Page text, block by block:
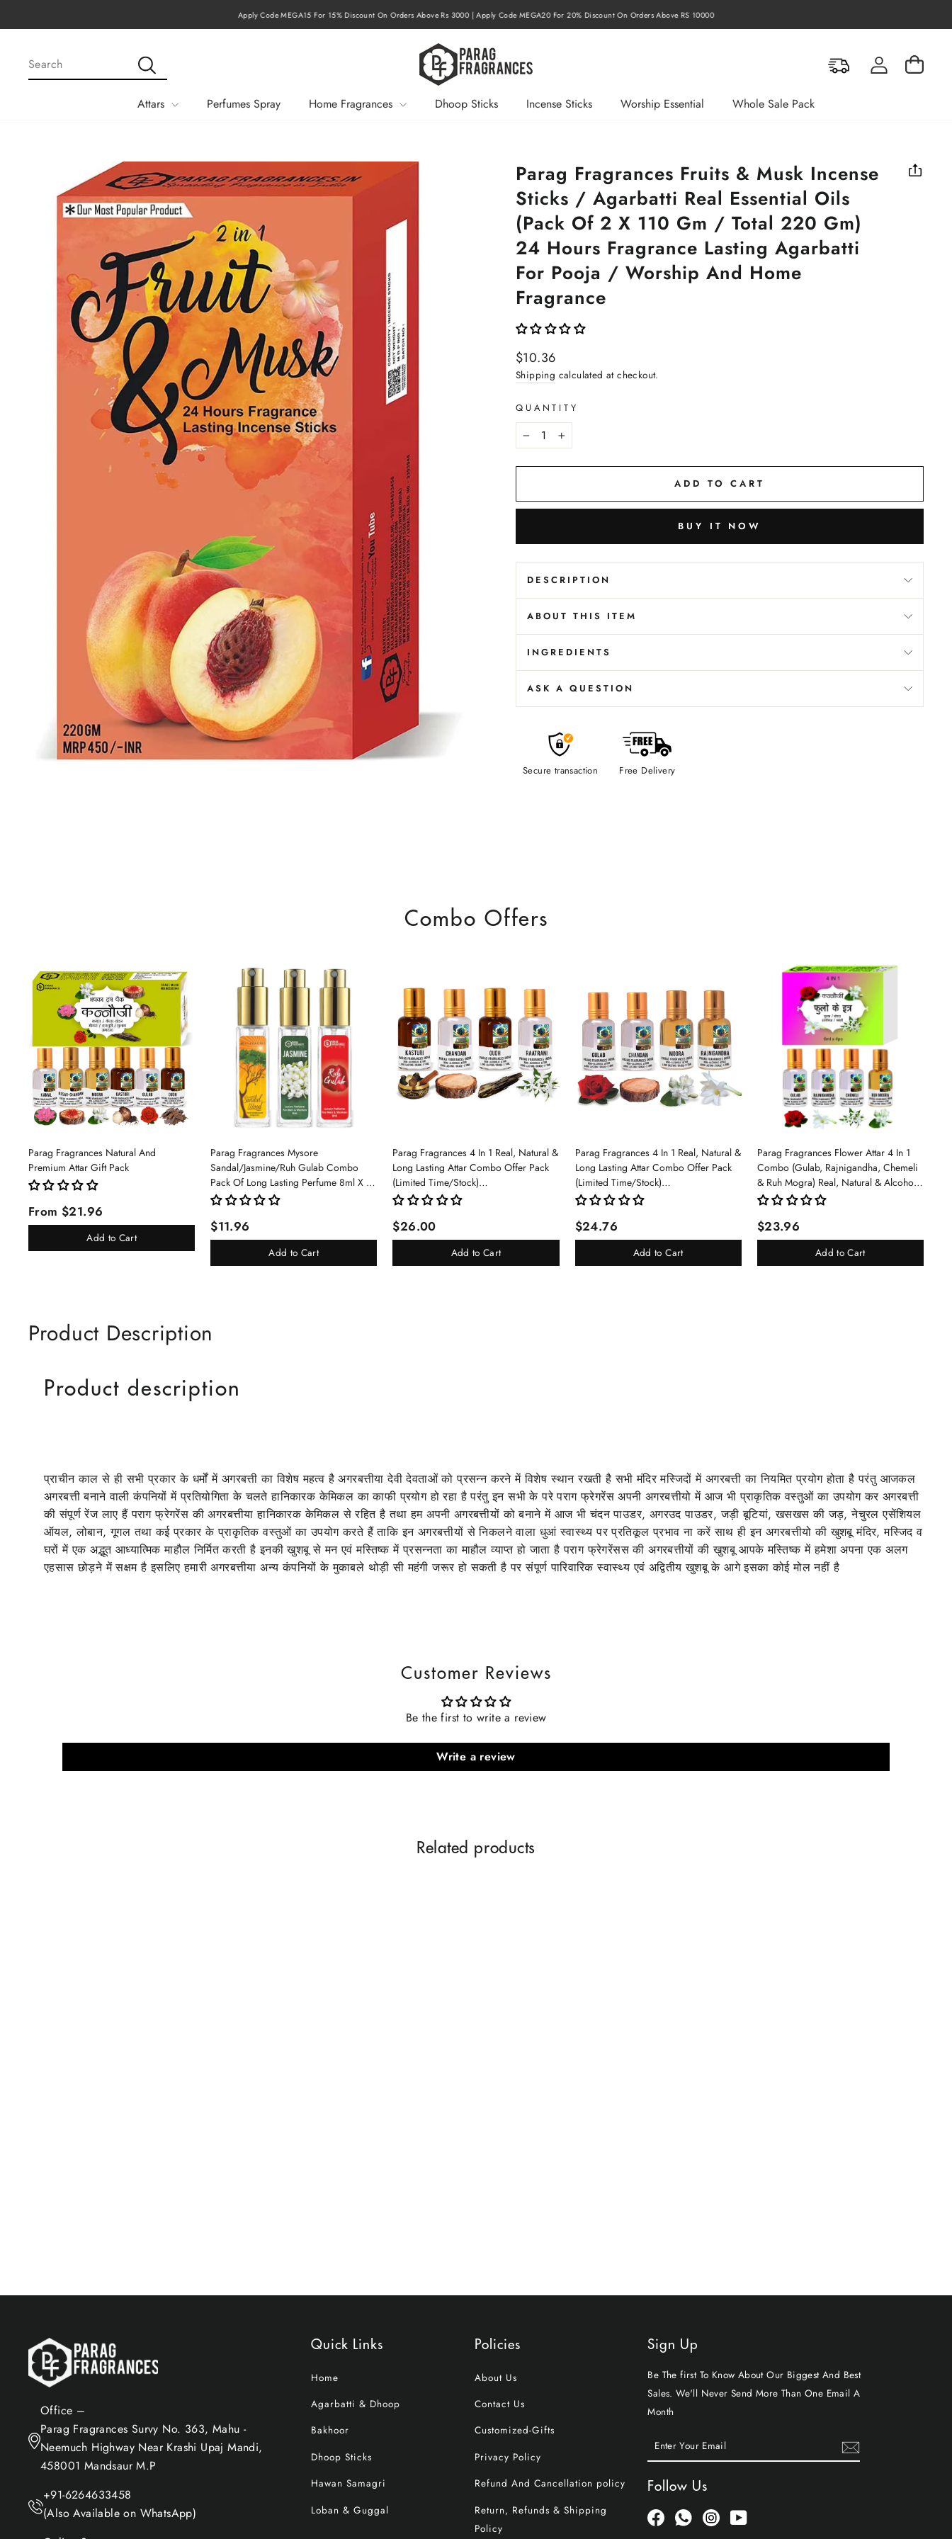
to
Pause
slideshow
Apply Code MEGA15 For 15% Discount On Orders Above Rs 3000 | Apply Code MEGA20 For 20% Discount On Orders Above RS 10000
Search
Log in Cart
Attars Perfumes Spray Home Fragrances Dhoop Sticks Incense Sticks Worship Essential Whole Sale Pack
Parag Fragrances Fruits & Musk Incense
Sticks / Agarbatti Real Essential Oils
(Pack Of 2 X 110 Gm / Total 220 Gm)
24 Hours Fragrance Lasting Agarbatti
For Pooja / Worship And Home
Fragrance
Regular
price
$10.36
Shipping calculated at checkout.
QUANTITY
+
ADD TO CART
BUY IT NOW
DESCRIPTION
ABOUT THIS ITEM
INGREDIENTS
ASK A QUESTION
Secure transaction Free Delivery
Combo Offers
Parag Fragrances Natural And
Premium Attar Gift Pack
From $21.96
Add to Cart
Parag Fragrances Mysore
Sandal/Jasmine/Ruh Gulab Combo
Pack Of Long Lasting Perfume 8ml X 3
Pc Total 24ml Perfume Spray For Men
$11.96
Add to Cart
Parag Fragrances 4 In 1 Real, Natural &
Long Lasting Attar Combo Offer Pack
(Limited Time/Stock)
(Kasturi/Chandan/Oud/Raatrani)
$26.00
Add to Cart
Parag Fragrances 4 In 1 Real, Natural &
Long Lasting Attar Combo Offer Pack
(Limited Time/Stock)
(Gulab/Chandan/Mogra/Rajnigandha)
$24.76
Add to Cart
Parag Fragrances Flower Attar 4 In 1
Combo (Gulab, Rajnigandha, Chemeli
& Ruh Mogra) Real, Natural & Alcohol
Free Grade 1 Attar/Long Lasting Liquid
$23.96
Add to Cart
Product Description
Product description
प्राचीन काल से ही सभी प्रकार के धर्मों में अगरबत्ती का विशेष महत्व है अगरबत्तीया देवी देवताओं को प्रसन्न करने में विशेष स्थान रखती है सभी मंदिर मस्जिदों में अगरबत्ती का नियमित प्रयोग होता है परंतु आजकल
अगरबत्ती बनाने वाली कंपनियों में प्रतियोगिता के चलते हानिकारक केमिकल का काफी प्रयोग हो रहा है परंतु इन सभी के परे पराग फ्रेगरेंस अपनी अगरबत्तीयो में आज भी प्राकृतिक वस्तुओं का उपयोग कर अगरबत्ती
की संपूर्ण रेंज लाए हैं पराग फ्रेगरेंस की अगरबत्तीया हानिकारक केमिकल से रहित है तथा हम अपनी अगरबत्तीयों को बनाने में आज भी चंदन पाउडर, अगरउद पाउडर, जड़ी बूटियां, खसखस की जड़, नेचुरल एसेंशियल
ऑयल, लोबान, गूगल तथा कई प्रकार के प्राकृतिक वस्तुओं का उपयोग करते हैं ताकि इन अगरबत्तीयों से निकलने वाला धुआं स्वास्थ्य पर प्रतिकूल प्रभाव ना करें साथ ही इन अगरबत्तीयो की खुशबू मंदिर, मस्जिद व
घरों में एक अद्भूत आध्यात्मिक माहौल निर्मित करती है इनकी खुशबू से मन एवं मस्तिष्क में प्रसन्नता का माहौल व्याप्त हो जाता है पराग फ्रेगरेंसस की अगरबत्तीयों की खुशबू आपके मस्तिष्क में हमेशा अपना एक अलग
एहसास छोड़ने में सक्षम है इसलिए हमारी अगरबत्तीया अन्य कंपनियों के मुकाबले थोड़ी सी महंगी जरूर हो सकती है पर संपूर्ण पारिवारिक स्वास्थ्य एवं अद्वितीय खुशबू के आगे इसका कोई मोल नहीं है
Customer Reviews
Be the first to write a review
Write a review
Related products
Office –
Parag Fragrances Survy No. 363, Mahu -
Neemuch Highway Near Krashi Upaj Mandi,
458001 Mandsaur M.P
+91-6264633458
(Also Available on WhatsApp)
Quick Links
Home
Agarbatti & Dhoop
Bakhoor
Dhoop Sticks
Hawan Samagri
Loban & Guggal
Policies
About Us
Contact Us
Customized-Gifts
Privacy Policy
Refund And Cancellation policy
Return, Refunds & Shipping
Policy
Sign Up
Be The first To Know About Our Biggest And Best
Sales. We'll Never Send More Than One Email A
Month
ENTER
YOUR
SUBSCRIBE
Follow Us
FacebookWhatsappInstagramYouTube